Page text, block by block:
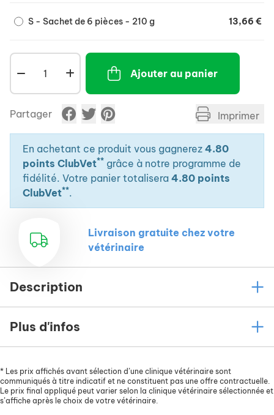
S - Sachet de 6 pièces - 210 g 13,66 €
Ajouter au panier
Partager Imprimer
En achetant ce produit vous gagnerez 4.80
points ClubVet** grâce à notre programme de
fidélité. Votre panier totalisera 4.80 points
ClubVet**.
Livraison gratuite chez votre
vétérinaire
Description
Plus d'infos
* Les prix affichés avant sélection d’une clinique vétérinaire sont
communiqués à titre indicatif et ne constituent pas une offre contractuelle.
Le prix final appliqué peut varier selon la clinique vétérinaire sélectionnée et
s’affiche après le choix de votre vétérinaire.